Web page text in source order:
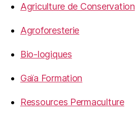
Agriculture de Conservation
Agroforesterie
Bio-logiques
Gaïa Formation
Ressources Permaculture